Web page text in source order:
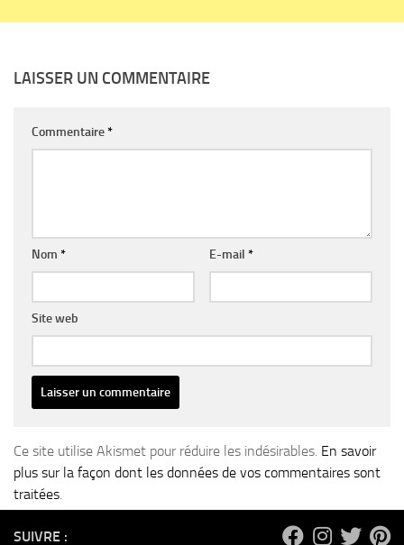
LAISSER UN COMMENTAIRE
Commentaire*
Nom * E-mail *
Site web
Ce site utilise Akismet pour réduire les indésirables. En savoir
plus sur la façon dont les données de vos commentaires sont
traitées.
SUIVRE :